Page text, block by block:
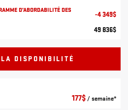
D’ABORDABILITÉ DES
-4 349$
49 836$
DISPONIBILITÉ
177$ / semaine*